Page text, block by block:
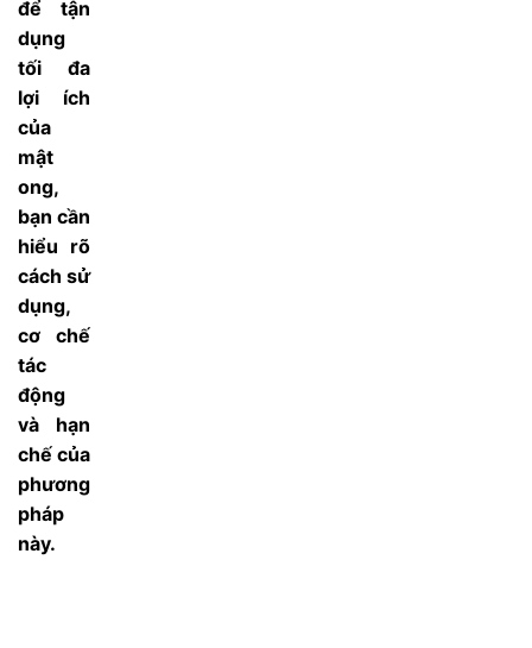
để tận
dụng
tối đa
lợi ích
của
mật
ong,
bạn cần
hiểu rõ
cách sử
dụng,
cơ chế
tác
động
và hạn
chế của
phương
pháp
này.